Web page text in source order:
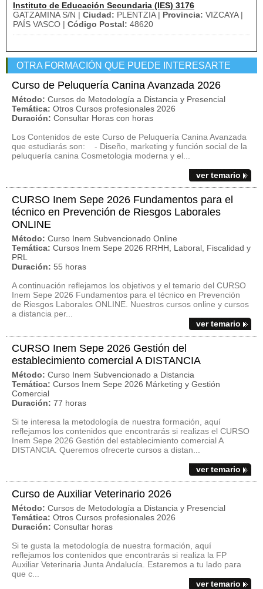
Instituto de Educación Secundaria (IES) 3176
GATZAMINA S/N | Ciudad: PLENTZIA | Provincia: VIZCAYA |
PAÍS VASCO | Código Postal: 48620
OTRA FORMACIÓN QUE PUEDE INTERESARTE
Curso de Peluquería Canina Avanzada 2026
Método: Cursos de Metodología a Distancia y Presencial
Temática: Otros Cursos profesionales 2026
Duración: Consultar Horas con horas
Los Contenidos de este Curso de Peluquería Canina Avanzada
que estudiarás son: - Diseño, marketing y función social de la
peluquería canina Cosmetologia moderna y el...
ver temario
CURSO Inem Sepe 2026 Fundamentos para el
técnico en Prevención de Riesgos Laborales
ONLINE
Método: Curso Inem Subvencionado Online
Temática: Cursos Inem Sepe 2026 RRHH, Laboral, Fiscalidad y
PRL
Duración: 55 horas
A continuación reflejamos los objetivos y el temario del CURSO
Inem Sepe 2026 Fundamentos para el técnico en Prevención
de Riesgos Laborales ONLINE. Nuestros cursos online y cursos
a distancia per...
ver temario
CURSO Inem Sepe 2026 Gestión del
establecimiento comercial A DISTANCIA
Método: Curso Inem Subvencionado a Distancia
Temática: Cursos Inem Sepe 2026 Márketing y Gestión
Comercial
Duración: 77 horas
Si te interesa la metodología de nuestra formación, aquí
reflejamos los contenidos que encontrarás si realizas el CURSO
Inem Sepe 2026 Gestión del establecimiento comercial A
DISTANCIA. Queremos ofrecerte cursos a distan...
ver temario
Curso de Auxiliar Veterinario 2026
Método: Cursos de Metodología a Distancia y Presencial
Temática: Otros Cursos profesionales 2026
Duración: Consultar horas
Si te gusta la metodología de nuestra formación, aquí
reflejamos los contenidos que encontrarás si realiza la FP
Auxiliar Veterinaria Junta Andalucía. Estaremos a tu lado para
que c...
ver temario